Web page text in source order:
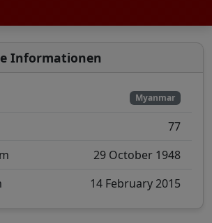
Informationen
Myanmar
77
29 October 1948
14 February 2015